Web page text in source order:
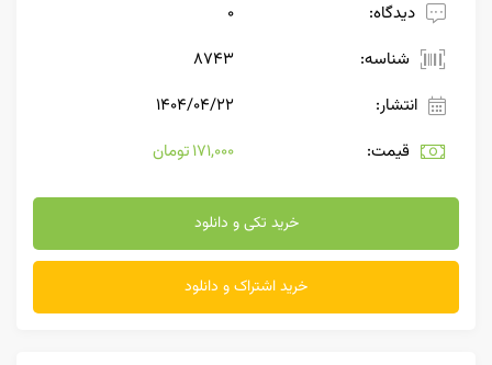
دیدگاه:
0
شناسه:
8743
انتشار:
۱۴۰۴/۰۴/۲۲
قیمت:
171,000 تومان
خرید تکی و دانلود
خرید اشتراک و دانلود